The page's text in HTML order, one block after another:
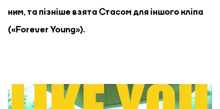
ним, та пізніше взята Стасом для іншого кліпа
(«Forever Young»).